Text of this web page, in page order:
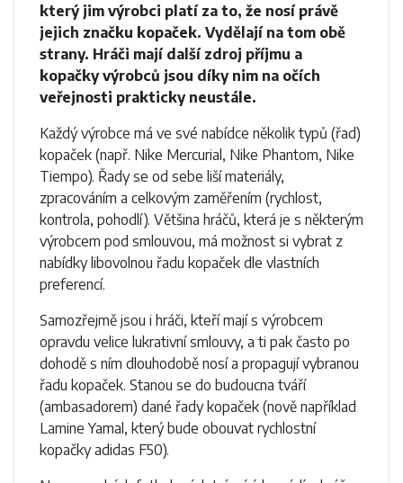
který jim výrobci platí za to, že nosí právě
jejich značku kopaček. Vydělají na tom obě
strany. Hráči mají další zdroj příjmu a
kopačky výrobců jsou díky nim na očích
veřejnosti prakticky neustále.
Každý výrobce má ve své nabídce několik typů (řad)
kopaček (např. Nike Mercurial, Nike Phantom, Nike
Tiempo). Řady se od sebe liší materiály,
zpracováním a celkovým zaměřením (rychlost,
kontrola, pohodlí). Většina hráčů, která je s některým
výrobcem pod smlouvou, má možnost si vybrat z
nabídky libovolnou řadu kopaček dle vlastních
preferencí.
Samozřejmě jsou i hráči, kteří mají s výrobcem
opravdu velice lukrativní smlouvy, a ti pak často po
dohodě s ním dlouhodobě nosí a propagují vybranou
řadu kopaček. Stanou se do budoucna tváří
(ambasadorem) dané řady kopaček (nově například
Lamine Yamal, který bude obouvat rychlostní
kopačky adidas F50).